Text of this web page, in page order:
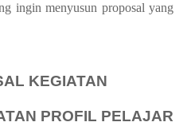
ingin menyusun proposal yang
KEGIATAN
PROFIL PELAJAR